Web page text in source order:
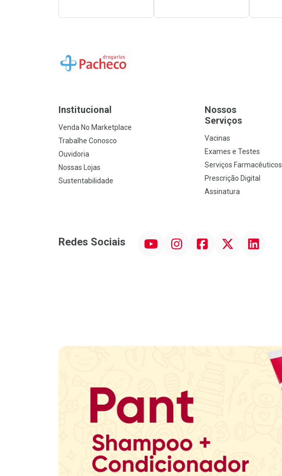
Ir para a Home
Institucional
Venda No Marketplace
Trabalhe Conosco
Ouvidoria
Nossas Lojas
Sustentabilidade
Nossos
Serviços
Vacinas
Exames e Testes
Serviços Farmacêuticos
Prescrição Digital
Assinatura
Redes Sociais InstagramFacebookTwitter Linkedin